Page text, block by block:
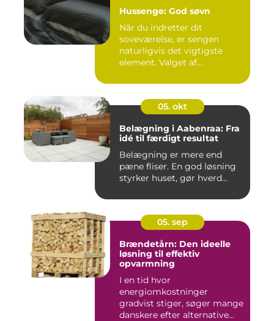
Hussenge: God søvn
Når du indretter dit
soveværelse, er sengen
naturligvis det vigtigste
element. Valget af...
05. okt
Belægning i Aabenraa: Fra
idé til færdigt resultat
Belægning er mere end
pæne fliser. En god løsning
styrker huset, gør hverd...
05. sep
Brændetårn: Den ideelle
løsning til effektiv
opvarmning
I en tid hvor
energiomkostninger
gradvist stiger, søger mange
danskere efter alternative